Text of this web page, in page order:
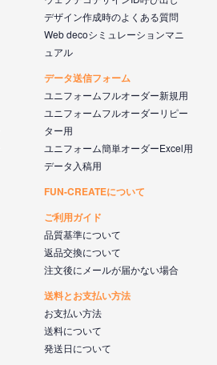
デザイン作成時のよくある質問
Web decoシミュレーションマニ
ュアル
データ送信フォーム
ユニフォームフルオーダー新規用
ユニフォームフルオーダーリピー
ター用
ユニフォーム簡単オーダーExcel用
データ入稿用
FUN-CREATEについて
ご利用ガイド
品質基準について
返品交換について
注文後にメールが届かない場合
送料とお支払い方法
お支払い方法
送料について
発送日について